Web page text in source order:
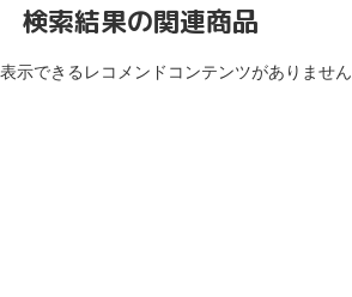
検索結果の関連商品
表示できるレコメンドコンテンツがありません